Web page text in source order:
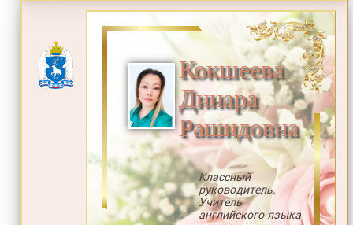
Кокшеева
Динара
Рашидовна
Классный
руководитель.
Учитель
английского языка